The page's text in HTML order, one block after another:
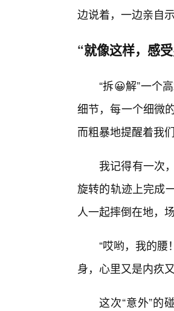
边说着，一边亲自
“就像这样，感
“拆😀解”一个
细节，每一个细微
而粗暴地提醒着我
我记得有一次
旋转的轨迹上完成
人一起摔倒在地，
“哎哟，我的腰
身，心里又是内疚
这次“意外”的